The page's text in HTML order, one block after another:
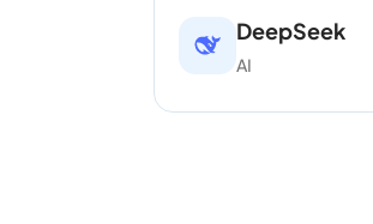
DeepSeek
AI